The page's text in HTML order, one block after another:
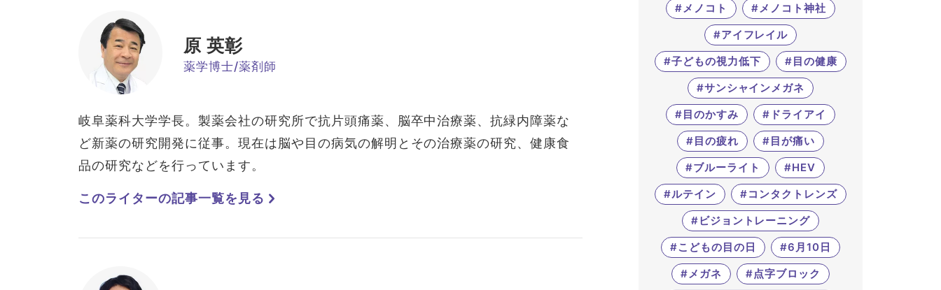
原 英彰
薬学博士/薬剤師
岐阜薬科大学学長。製薬会社の研究所で抗片頭痛薬、脳卒中治療薬、抗緑内障薬な
ど新薬の研究開発に従事。現在は脳や目の病気の解明とその治療薬の研究、健康食
品の研究などを行っています。
このライターの記事一覧を見る
#メノコト
#メノコト神社
#アイフレイル
#子どもの視力低下
#目の健康
#サンシャインメガネ
#目のかすみ
#ドライアイ
#目の疲れ
#目が痛い
#ブルーライト
#HEV
#ルテイン
#コンタクトレンズ
#ビジョントレーニング
#こどもの目の日
#6月10日
#メガネ
#点字ブロック